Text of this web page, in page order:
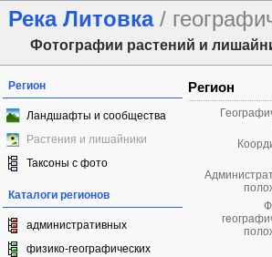
Река Литовка /
Фотографии растений и
Регион
Ландшафты и сообщества
Растения и лишайники
Таксоны с фото
Каталоги регионов
административных
физико-географических
Регион